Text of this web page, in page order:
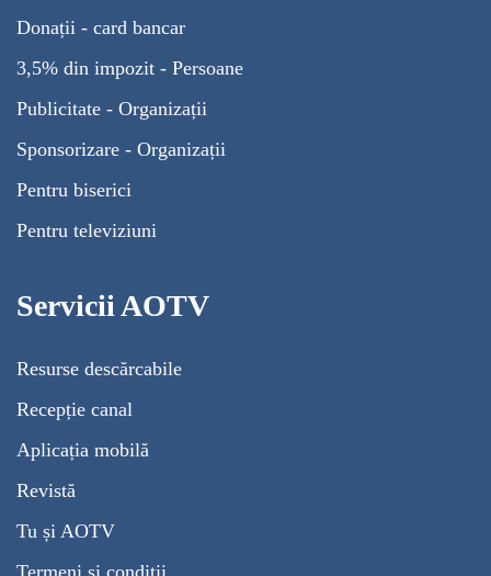
Donații - card bancar
3,5% din impozit - Persoane
Publicitate - Organizații
Sponsorizare - Organizații
Pentru biserici
Pentru televiziuni
Servicii AOTV
Resurse descărcabile
Recepție canal
Aplicația mobilă
Revistă
Tu și AOTV